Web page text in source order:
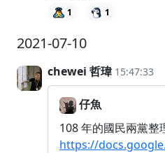
1 1
2021-07-10
chewei 哲瑋 15:47:33
仔魚
108 年的國民兩黨
https://